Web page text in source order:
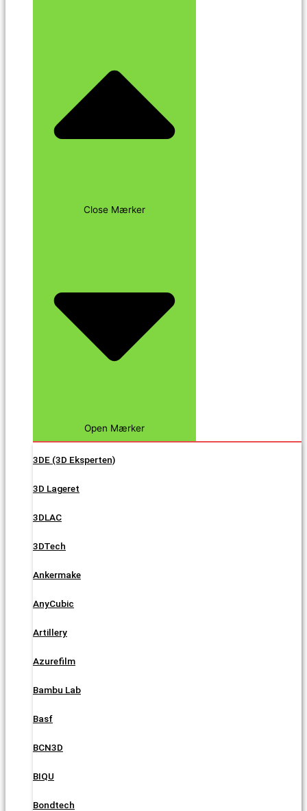
Close Mærker
Open Mærker
3DE (3D Eksperten)
3D Lageret
3DLAC
3DTech
Ankermake
AnyCubic
Artillery
Azurefilm
Bambu Lab
Basf
BCN3D
BIQU
Bondtech